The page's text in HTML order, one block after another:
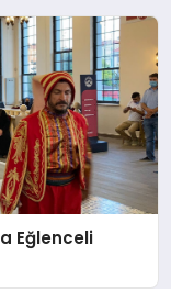
Eğlenceli